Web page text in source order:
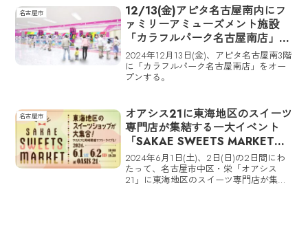
東海エリアへは初出店となる。
名古屋市
12/13(金)アピタ名古屋南内にフ
ァミリーアミューズメント施設
「カラフルパーク名古屋南店」が
オープン！
2024年12月13日(金)、アピタ名古屋南3階
に「カラフルパーク名古屋南店」をオー
プンする。
名古屋市
オアシス21に東海地区のスイーツ
専門店が集結する一大イベント
「SAKAE SWEETS MARKET」
が初開催！ 東海市・アベニール
も出店
2024年6月1日(土)、2日(日)の2日間にわ
たって、名古屋市中区・栄「オアシス
21」に東海地区のスイーツ専門店が集結